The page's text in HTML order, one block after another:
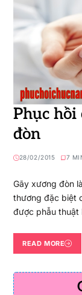
Phục hồi
đòn
28/02/2015 7
Gãy xương đòn
thương đặc biệt
được phẫu thuật
READ MORE